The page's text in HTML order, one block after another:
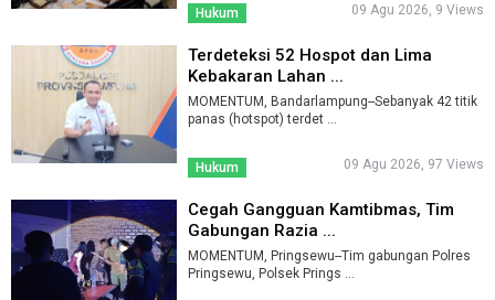
Hukum 09 Agu 2026, 9 Views
Terdeteksi 52 Hospot dan Lima
Kebakaran Lahan ...
MOMENTUM, Bandarlampung--Sebanyak 42 titik
panas (hotspot) terdet ...
Hukum 09 Agu 2026, 97 Views
Cegah Gangguan Kamtibmas, Tim
Gabungan Razia ...
MOMENTUM, Pringsewu--Tim gabungan Polres
Pringsewu, Polsek Prings ...